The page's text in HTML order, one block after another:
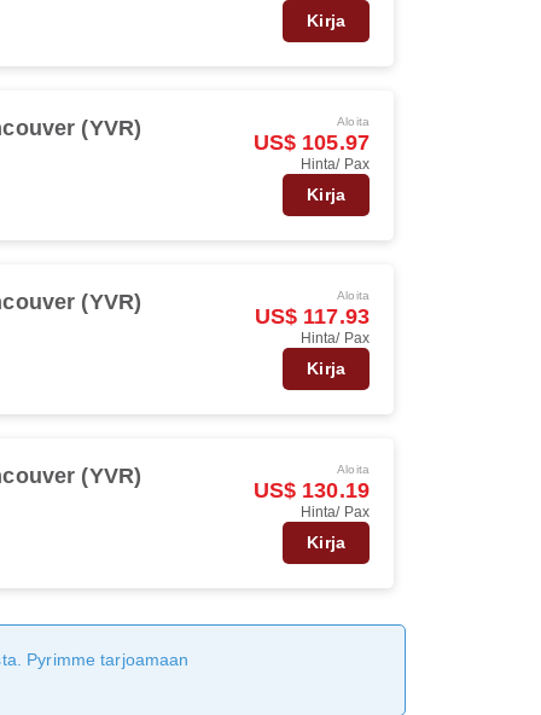
Kirja
(YVR) Aloita
US$ 105.97
Hinta/ Pax
Kirja
(YVR) Aloita
US$ 117.93
Hinta/ Pax
Kirja
(YVR) Aloita
US$ 130.19
Hinta/ Pax
Kirja
Pyrimme tarjoamaan